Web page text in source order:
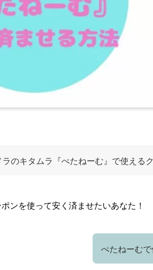
ラのキタムラ『ぺたねーむ』で使える
ンを使って安く済ませたいあなた！
ぺたねーむ